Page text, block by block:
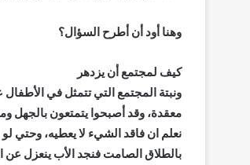
وهنا أود أن أطرح السؤال؟
كيف لمجتمع أن يزدهر
ونبتة المجتمع التي تتمثل في
معقدة، وقد أصبحوا يتمتعون بالجهل
نعلم ان فاقد الشيء لا يعطيه، وحتي
بالطلاق الصامت فنجد الأب ينعزل